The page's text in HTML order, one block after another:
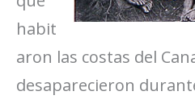
habit
aron las costas del
desaparecieron